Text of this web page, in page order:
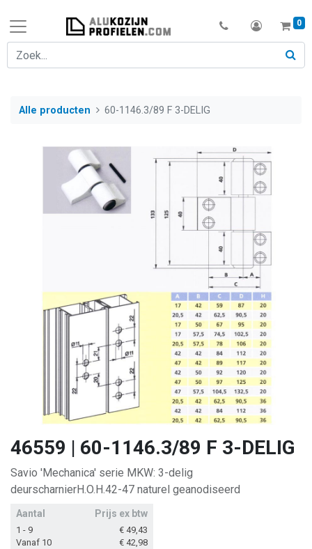
0
Alle producten 60-1146.3/89 F 3-DELIG
46559 | 60-1146.3/89 F 3-DELIG
Savio 'Mechanica' serie MKW: 3-delig
deurscharnierH.O.H.42-47 naturel geanodiseerd
Aantal Prijs ex btw
1 - 9 € 49,43
Vanaf 10
€ 42,98